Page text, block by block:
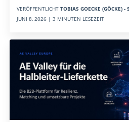
VERÖFFENTLICHT TOBIAS GOECKE (GÖCKE) -
JUNI 8, 2026 | 3 MINUTEN LESEZEIT